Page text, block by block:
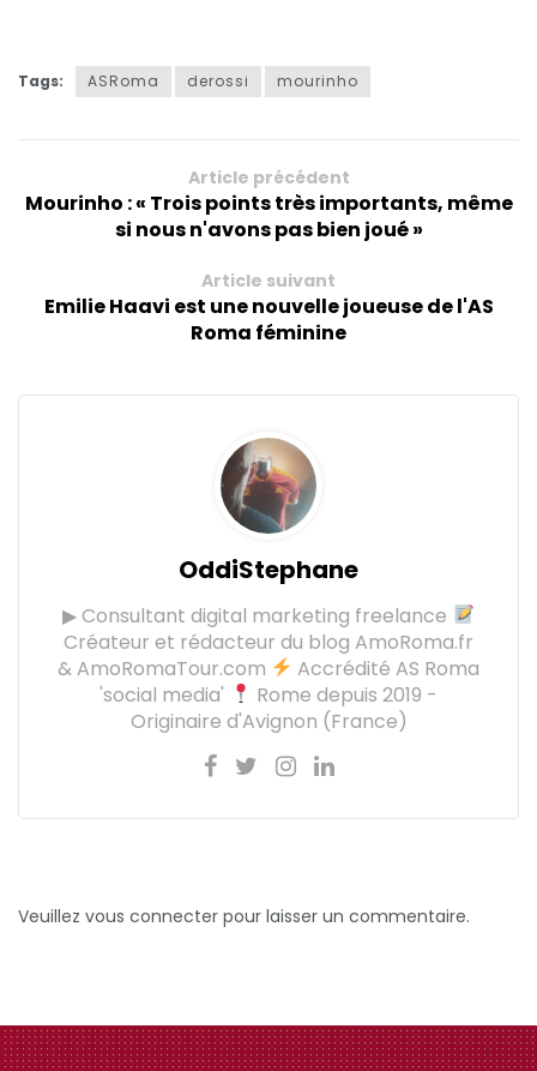
Tags: ASRoma derossi mourinho
Article précédent
Mourinho : « Trois points très importants, même
si nous n'avons pas bien joué »
Article suivant
Emilie Haavi est une nouvelle joueuse de l'AS
Roma féminine
OddiStephane
▶ Consultant digital marketing freelance
Créateur et rédacteur du blog AmoRoma.fr
& AmoRomaTour.com
Accrédité AS Roma
'social media'
Rome depuis 2019 -
Originaire d'Avignon (France)
Veuillez vous connecter pour laisser un commentaire.